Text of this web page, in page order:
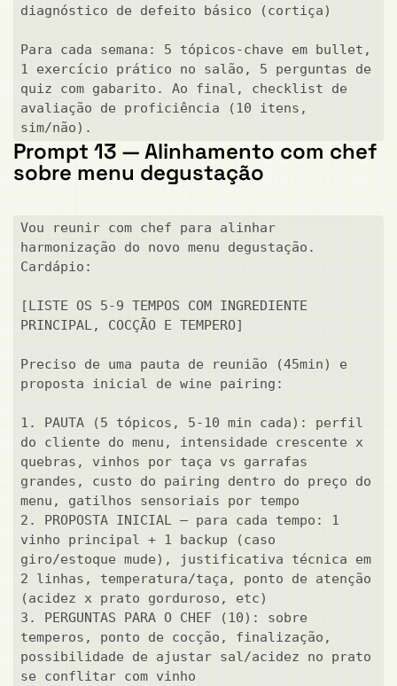
diagnóstico de defeito básico (cortiça)
Para cada semana: 5 tópicos-chave em bullet,
1 exercício prático no salão, 5 perguntas de
quiz com gabarito. Ao final, checklist de
avaliação de proficiência (10 itens,
sim/não).
Prompt 13 — Alinhamento com chef
sobre menu degustação
Vou reunir com chef para alinhar
harmonização do novo menu degustação.
Cardápio:
[LISTE OS 5-9 TEMPOS COM INGREDIENTE
PRINCIPAL, COCÇÃO E TEMPERO]
Preciso de uma pauta de reunião (45min) e
proposta inicial de wine pairing:
1. PAUTA (5 tópicos, 5-10 min cada): perfil
do cliente do menu, intensidade crescente x
quebras, vinhos por taça vs garrafas
grandes, custo do pairing dentro do preço do
menu, gatilhos sensoriais por tempo
2. PROPOSTA INICIAL — para cada tempo: 1
vinho principal + 1 backup (caso
giro/estoque mude), justificativa técnica em
2 linhas, temperatura/taça, ponto de atenção
(acidez x prato gorduroso, etc)
3. PERGUNTAS PARA O CHEF (10): sobre
temperos, ponto de cocção, finalização,
possibilidade de ajustar sal/acidez no prato
se conflitar com vinho